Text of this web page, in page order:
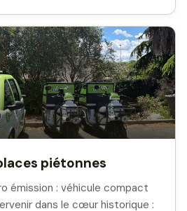
piétonnes
émission : véhicule compact
dans le cœur historique :